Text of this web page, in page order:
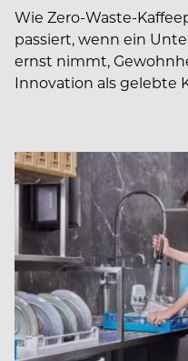
Wie Zero-Waste-
passiert, wenn ein
ernst nimmt,
Innovation als gelebte